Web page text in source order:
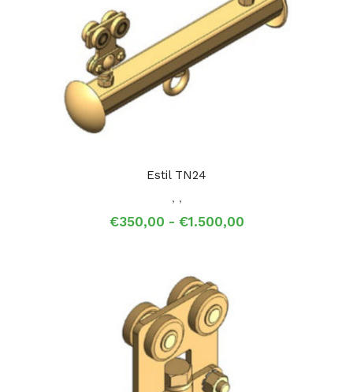
Estil TN24
, ,
€350,00 - €1.500,00Prijsklasse: